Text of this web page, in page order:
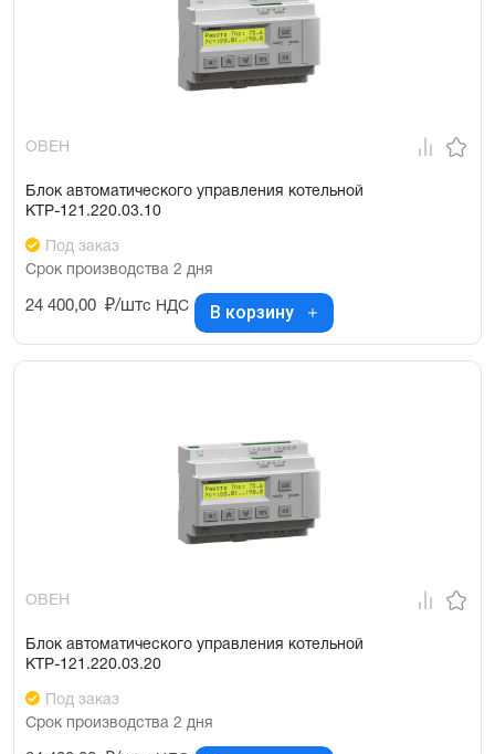
ОВЕН
Блок автоматического управления котельной
КТР-121.220.03.10
Под заказ
Срок производства 2 дня
24 400,00 ₽/штс НДС В корзину
ОВЕН
Блок автоматического управления котельной
КТР-121.220.03.20
Под заказ
Срок производства 2 дня